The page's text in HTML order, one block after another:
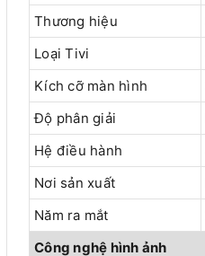
Thương hiệu
Loại Tivi
Kích cỡ màn hình
Độ phân giải
Hệ điều hành
Nơi sản xuất
Năm ra mắt
Công nghệ hình ảnh